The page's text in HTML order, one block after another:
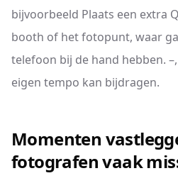
bijvoorbeeld Plaats een extra
booth of het fotopunt, waar
telefoon bij de hand hebben.
eigen tempo kan bijdragen.
Momenten
fotografen vaak